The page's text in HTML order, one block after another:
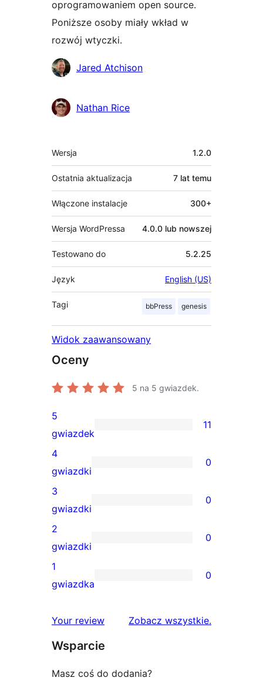
oprogramowaniem open source.
Poniższe osoby miały wkład w
rozwój wtyczki.
Zaangażowani
Jared Atchison
Nathan Rice
Meta
Wersja 1.2.0
Ostatnia aktualizacja 7 lat temu
Włączone instalacje 300+
Wersja WordPressa 4.0.0 lub nowszej
Testowano do 5.2.25
Język English (US)
Tagi bbPress genesis
Widok zaawansowany
Oceny
5 na 5 gwiazdek.
11
recenzji
5-
gwiazdkowych
5
gwiazdek
11
0
recenzji
4-
gwiazdkowych
4
gwiazdki
0
0
recenzji
3-
gwiazdkowych
3
gwiazdki
0
0
recenzji
2-
2
gwiazdki
0
0
1-
1
gwiazdka
0
Your review Zobacz wszystkierecenzje
.
Wsparcie
Masz coś do dodania?